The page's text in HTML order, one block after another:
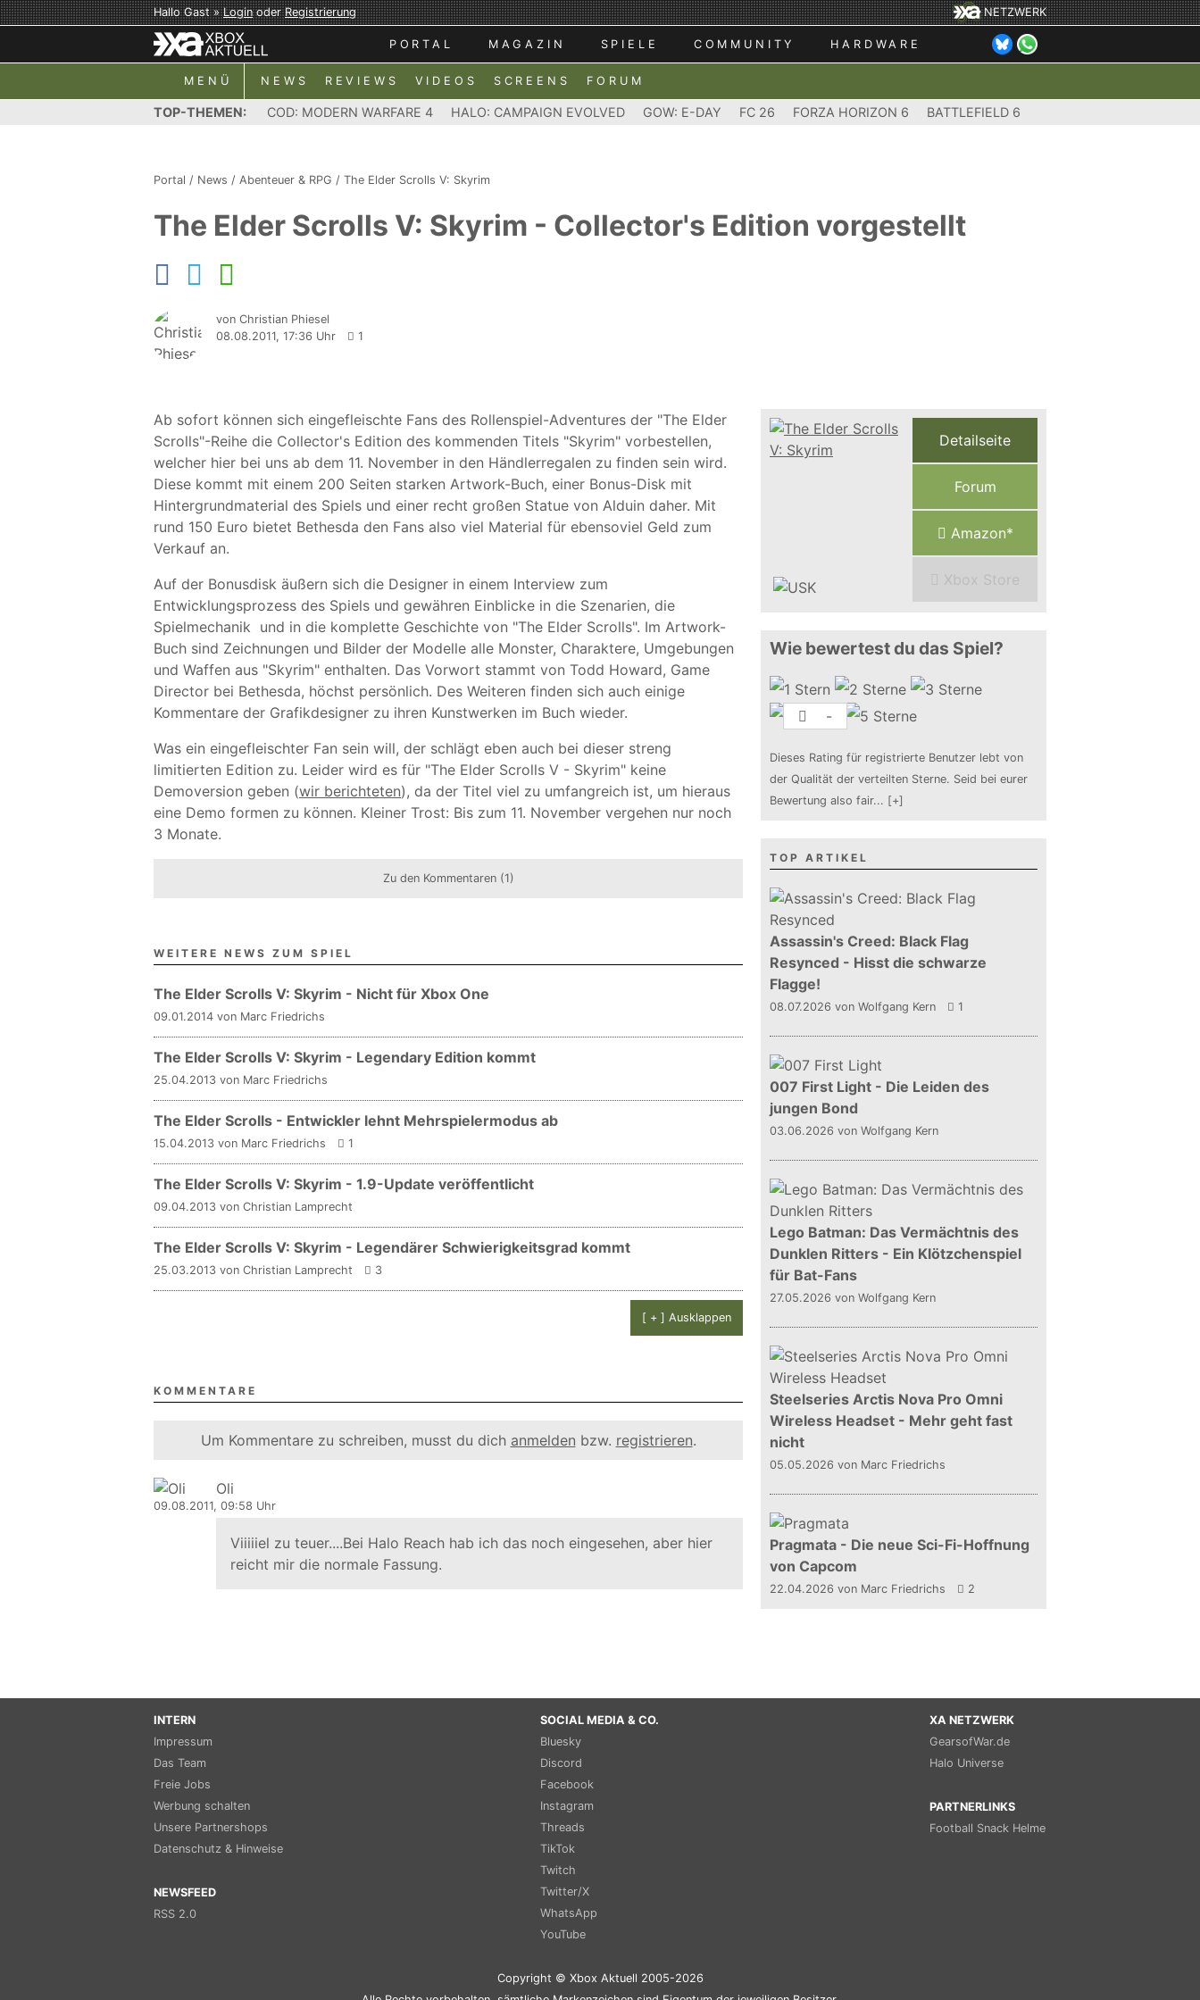
Hallo Gast »LoginoderRegistrierung NETZWERK
PORTAL MAGAZIN SPIELE COMMUNITY HARDWARE
MENÜ NEWS REVIEWS VIDEOS SCREENS FORUM
TOP-THEMEN: COD: MODERN WARFARE 4 HALO: CAMPAIGN EVOLVED GOW: E-DAY FC 26 FORZA HORIZON 6 BATTLEFIELD 6
Portal / News / Abenteuer & RPG / The Elder Scrolls V: Skyrim
The Elder Scrolls V: Skyrim - Collector's Edition vorgestellt
von Christian Phiesel
08.08.2011, 17:36 Uhr
1
Ab sofort können sich eingefleischte Fans des Rollenspiel-Adventures der "The Elder
Scrolls"-Reihe die Collector's Edition des kommenden Titels "Skyrim" vorbestellen,
welcher hier bei uns ab dem 11. November in den Händlerregalen zu finden sein wird.
Diese kommt mit einem 200 Seiten starken Artwork-Buch, einer Bonus-Disk mit
Hintergrundmaterial des Spiels und einer recht großen Statue von Alduin daher. Mit
rund 150 Euro bietet Bethesda den Fans also viel Material für ebensoviel Geld zum
Verkauf an.
Auf der Bonusdisk äußern sich die Designer in einem Interview zum
Entwicklungsprozess des Spiels und gewähren Einblicke in die Szenarien, die
Spielmechanik und in die komplette Geschichte von "The Elder Scrolls". Im Artwork-
Buch sind Zeichnungen und Bilder der Modelle alle Monster, Charaktere, Umgebungen
und Waffen aus "Skyrim" enthalten. Das Vorwort stammt von Todd Howard, Game
Director bei Bethesda, höchst persönlich. Des Weiteren finden sich auch einige
Kommentare der Grafikdesigner zu ihren Kunstwerken im Buch wieder.
Was ein eingefleischter Fan sein will, der schlägt eben auch bei dieser streng
limitierten Edition zu. Leider wird es für "The Elder Scrolls V - Skyrim" keine
Demoversion geben (wir berichteten), da der Titel viel zu umfangreich ist, um hieraus
eine Demo formen zu können. Kleiner Trost: Bis zum 11. November vergehen nur noch
3 Monate.
Zu den Kommentaren (1)
WEITERE NEWS ZUM SPIEL
The Elder Scrolls V: Skyrim - Nicht für Xbox One
09.01.2014 von Marc Friedrichs
The Elder Scrolls V: Skyrim - Legendary Edition kommt
25.04.2013 von Marc Friedrichs
The Elder Scrolls - Entwickler lehnt Mehrspielermodus ab
15.04.2013 von Marc Friedrichs 1
The Elder Scrolls V: Skyrim - 1.9-Update veröffentlicht
09.04.2013 von Christian Lamprecht
The Elder Scrolls V: Skyrim - Legendärer Schwierigkeitsgrad kommt
25.03.2013 von Christian Lamprecht 3
[ + ] Ausklappen
KOMMENTARE
Um Kommentare zu schreiben, musst du dich anmelden bzw. registrieren.
Oli
09.08.2011, 09:58 Uhr
Viiiiiel zu teuer....Bei Halo Reach hab ich das noch eingesehen, aber hier
reicht mir die normale Fassung.
Detailseite
Forum
Amazon*
Xbox Store
Wie bewertest du das Spiel?
-
Dieses Rating für registrierte Benutzer lebt von
der Qualität der verteilten Sterne. Seid bei eurer
Bewertung also fair... [+]
TOP ARTIKEL
Assassin's Creed: Black Flag
Resynced - Hisst die schwarze
Flagge!
08.07.2026 von Wolfgang Kern 1
007 First Light - Die Leiden des
jungen Bond
03.06.2026 von Wolfgang Kern
Lego Batman: Das Vermächtnis des
Dunklen Ritters - Ein Klötzchenspiel
für Bat-Fans
27.05.2026 von Wolfgang Kern
Steelseries Arctis Nova Pro Omni
Wireless Headset - Mehr geht fast
nicht
05.05.2026 von Marc Friedrichs
Pragmata - Die neue Sci-Fi-Hoffnung
von Capcom
22.04.2026 von Marc Friedrichs 2
INTERN
Impressum
Das Team
Freie Jobs
Werbung schalten
Unsere Partnershops
Datenschutz & Hinweise
NEWSFEED
RSS 2.0
SOCIAL MEDIA & CO.
Bluesky
Discord
Facebook
Instagram
Threads
TikTok
Twitch
Twitter/X
WhatsApp
YouTube
XA NETZWERK
GearsofWar.de
Halo Universe
PARTNERLINKS
Football Snack Helme
Copyright © Xbox Aktuell 2005-2026